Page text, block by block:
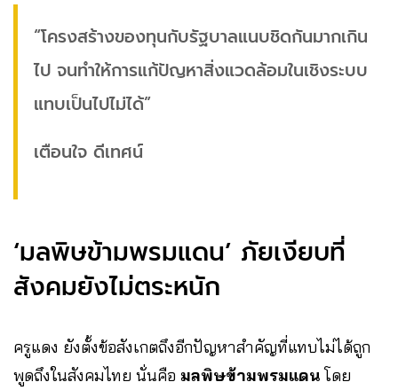
“โครงสร้างของทุนกับรัฐบาลแนบชิดกันมากเกิน
ไป จนทำให้การแก้ปัญหาสิ่งแวดล้อมในเชิงระบบ
แทบเป็นไปไม่ได้”
เตือนใจ ดีเทศน์
‘มลพิษข้ามพรมแดน’ ภัยเงียบที่
สังคมยังไม่ตระหนัก
ครูแดง ยังตั้งข้อสังเกตถึงอีกปัญหาสำคัญที่แทบไม่ได้ถูก
พูดถึงในสังคมไทย นั่นคือ มลพิษข้ามพรมแดนโดย